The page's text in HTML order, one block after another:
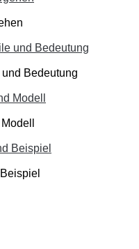
Bedeutung